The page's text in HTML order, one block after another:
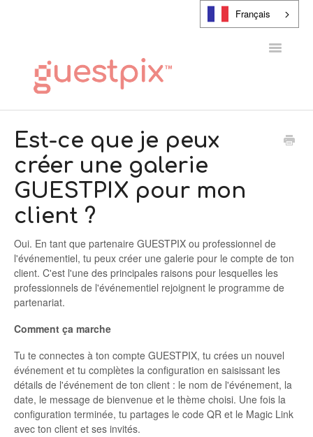
Français
Toggle
CONTACT
Est-ce que je peux
créer une galerie
GUESTPIX pour mon
client ?
Oui. En tant que partenaire GUESTPIX ou professionnel de
l'événementiel, tu peux créer une galerie pour le compte de ton
client. C'est l'une des principales raisons pour lesquelles les
professionnels de l'événementiel rejoignent le programme de
partenariat.
Comment ça marche
Tu te connectes à ton compte GUESTPIX, tu crées un nouvel
événement et tu complètes la configuration en saisissant les
détails de l'événement de ton client : le nom de l'événement, la
date, le message de bienvenue et le thème choisi. Une fois la
configuration terminée, tu partages le code QR et le Magic Link
avec ton client et ses invités.